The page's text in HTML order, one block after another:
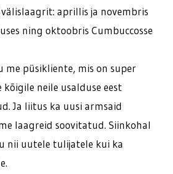
aprillis ja novembris
ning oktoobris Cumbuccosse
me püsikliente, mis on super
kõigile neile usalduse eest
Ja liitus ka uusi armsaid
laagreid soovitatud. Siinkohal
nii uutele tulijatele kui ka